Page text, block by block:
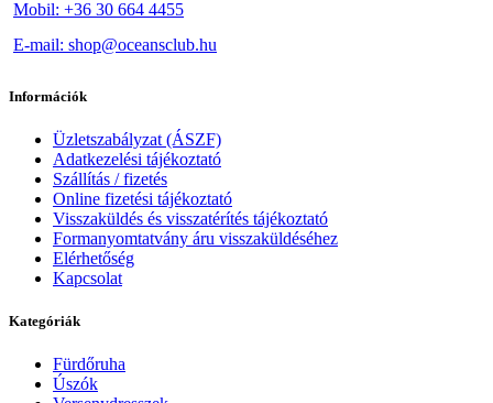
Mobil: +36 30 664 4455
E-mail: shop@oceansclub.hu
Információk
Üzletszabályzat (ÁSZF)
Adatkezelési tájékoztató
Szállítás / fizetés
Online fizetési tájékoztató
Visszaküldés és visszatérítés tájékoztató
Formanyomtatvány áru visszaküldéséhez
Elérhetőség
Kapcsolat
Kategóriák
Fürdőruha
Úszók